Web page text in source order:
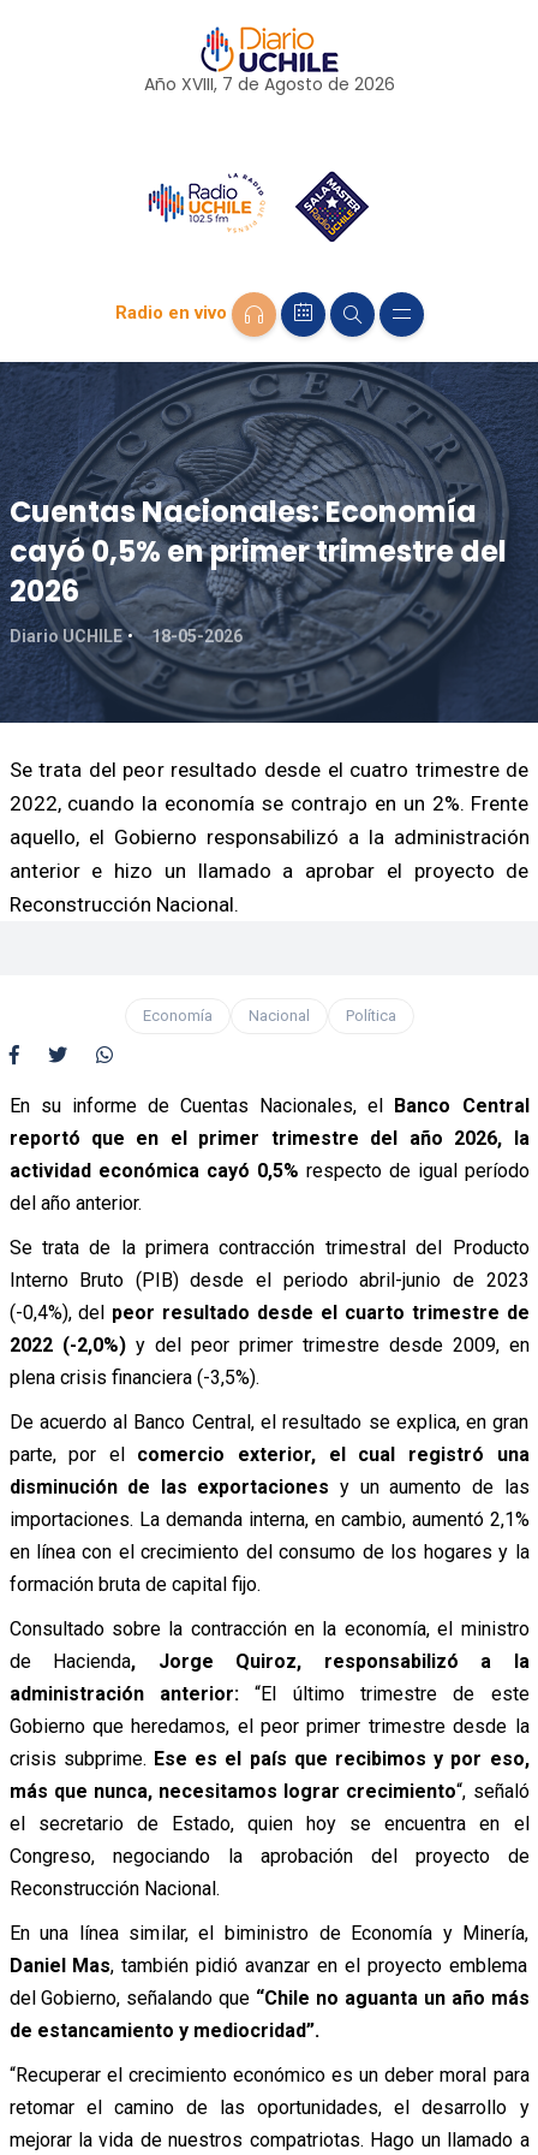
Año XVIII, 7 de Agosto de 2026
Radio en vivo
Cuentas Nacionales: Economía
cayó 0,5% en primer trimestre del
2026
Diario UCHILE 18-05-2026
Se trata del peor resultado desde el cuatro trimestre de
2022, cuando la economía se contrajo en un 2%. Frente
aquello, el Gobierno responsabilizó a la administración
anterior e hizo un llamado a aprobar el proyecto de
Reconstrucción Nacional.
Economía Nacional Política
En su informe de Cuentas Nacionales, el Banco Central
reportó que en el primer trimestre del año 2026, la
actividad económica cayó 0,5% respecto de igual período
del año anterior.
Se trata de la primera contracción trimestral del Producto
Interno Bruto (PIB) desde el periodo abril-junio de 2023
(-0,4%), del peor resultado desde el cuarto trimestre de
2022 (-2,0%)y del peor primer trimestre desde 2009, en
plena crisis financiera (-3,5%).
De acuerdo al Banco Central, el resultado se explica, en gran
parte, por elcomercio exterior, el cual registró una
disminución de las exportaciones y un aumento de las
importaciones. La demanda interna, en cambio, aumentó 2,1%
en línea con el crecimiento del consumo de los hogares y la
formación bruta de capital fijo.
Consultado sobre la contracción en la economía, el ministro
de Hacienda, Jorge Quiroz, responsabilizó a la
administración anterior:“El último trimestre de este
Gobierno que heredamos, el peor primer trimestre desde la
crisis subprime. Ese es el país que recibimos y por eso,
más que nunca, necesitamos lograr crecimiento“, señaló
el secretario de Estado, quien hoy se encuentra en el
Congreso, negociando la aprobación del proyecto de
Reconstrucción Nacional.
En una línea similar, el biministro de Economía y Minería,
Daniel Mas, también pidió avanzar en el proyecto emblema
del Gobierno, señalando que “Chile no aguanta un año más
de estancamiento y mediocridad”.
“Recuperar el crecimiento económico es un deber moral para
retomar el camino de las oportunidades, el desarrollo y
mejorar la vida de nuestros compatriotas. Hago un llamado a